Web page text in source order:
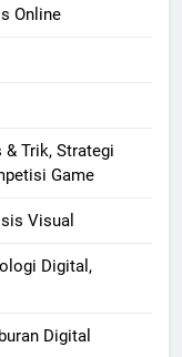
Online
Trik, Strategi
Game
Visual
Digital,
Digital